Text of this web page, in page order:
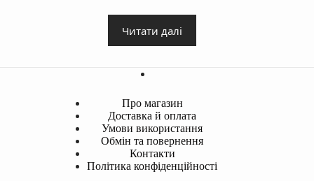
Читати далі
Про магазин
Доставка й оплата
Умови використання
Обмін та повернення
Контакти
Політика конфіденційності